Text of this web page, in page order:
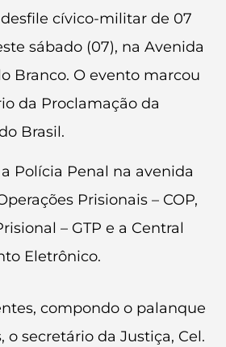
cívico-militar de 07
sábado (07), na Avenida
Branco. O evento marcou
da Proclamação da
Brasil.
Polícia Penal na avenida
Prisionais – COP,
– GTP e a Central
Eletrônico.
compondo o palanque
o secretário da Justiça, Cel.